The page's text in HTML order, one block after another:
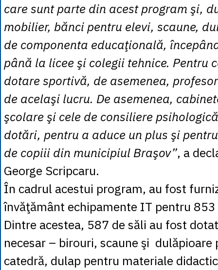
care sunt parte din acest program şi,
mobilier, bănci pentru elevi, scaune,
de componenta educaţională,
până la licee şi colegii tehnice. Pentru
dotare sportivă, de asemenea,
de acelaşi lucru. De asemenea,
şcolare şi cele de consiliere
dotări, pentru a aduce un plus şi
de copiii din municipiul Braşov”, a
George Scripcaru.
În cadrul acestui program, au fost
învăţământ echipamente IT pentru 853
Dintre acestea, 587 de săli au fost
necesar – birouri, scaune şi dulăpioare
catedră, dulap pentru materiale